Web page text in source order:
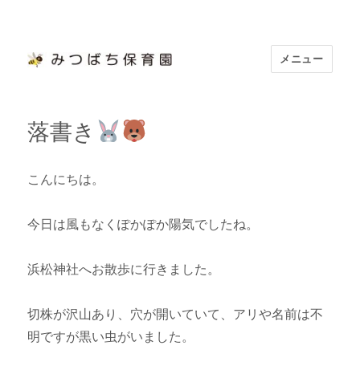
メニュー
落書き
こんにちは。
今日は風もなくぽかぽか陽気でしたね。
浜松神社へお散歩に行きました。
切株が沢山あり、穴が開いていて、アリや名前は不
明ですが黒い虫がいました。